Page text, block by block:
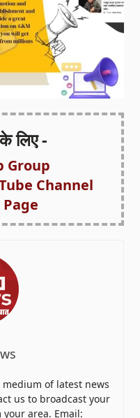
लिए -
Group
Channel
of latest news
us to broadcast your
area. Email: